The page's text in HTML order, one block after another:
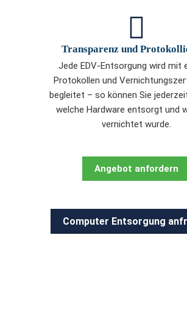
Transparenz und
Jede EDV-Entsorgung wird mit
Protokollen und
begleitet – so können Sie
welche Hardware entsorgt und
vernichtet wurde.
Angebot anfordern
Computer Entsorgung